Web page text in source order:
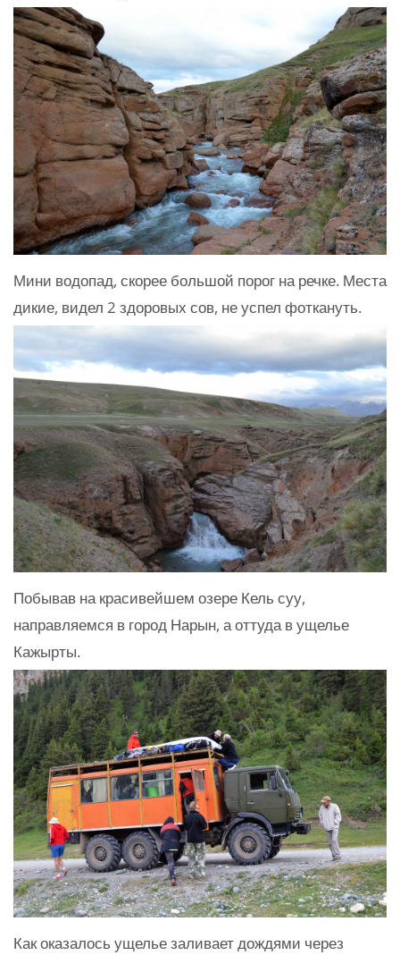
Мини водопад, скорее большой порог на речке. Места
дикие, видел 2 здоровых сов, не успел фоткануть.
Побывав на красивейшем озере Кель суу,
направляемся в город Нарын, а оттуда в ущелье
Кажырты.
Как оказалось ущелье заливает дождями через